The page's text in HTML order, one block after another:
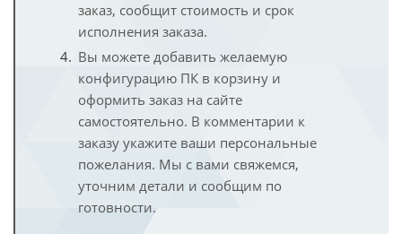
заказ, сообщит стоимость и срок
исполнения заказа.
Вы можете добавить желаемую
конфигурацию ПК в корзину и
оформить заказ на сайте
самостоятельно. В комментарии к
заказу укажите ваши персональные
пожелания. Мы с вами свяжемся,
уточним детали и сообщим по
готовности.